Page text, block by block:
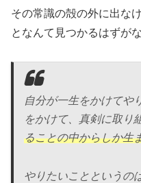
その常識の殻の外に出な
となんて見つかるはずがな
自分が一生をかけてや
をかけて、真剣に取り
ることの中からしか生
やりたいことというの